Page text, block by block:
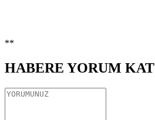
**
HABERE YORUM KAT